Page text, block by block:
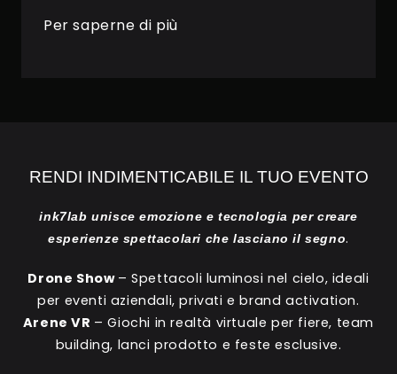
Per saperne di più
RENDI INDIMENTICABILE IL TUO EVENTO
ink7lab unisce emozione e tecnologia per creare
esperienze spettacolari che lasciano il segno.
Drone Show – Spettacoli luminosi nel cielo, ideali
per eventi aziendali, privati e brand activation.
Arene VR – Giochi in realtà virtuale per fiere, team
building, lanci prodotto e feste esclusive.